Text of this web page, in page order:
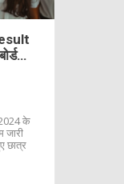
2024 के
जारी
छात्र